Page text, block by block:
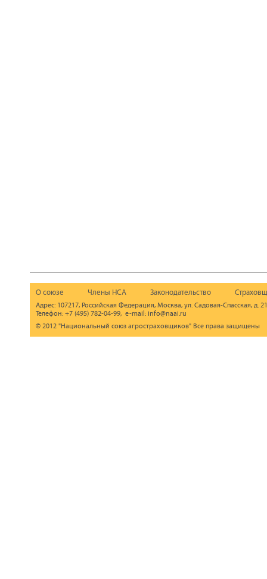
О союзе Члены НСА Законодательство
Адрес: 107217, Российская Федерация, Москва, ул. Садовая-Спасская, д.
Телефон: +7 (495) 782-04-99, e-mail: info@naai.ru
© 2012 "Национальный союз агростраховщиков" Все права защищены